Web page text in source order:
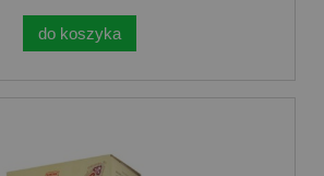
do koszyka